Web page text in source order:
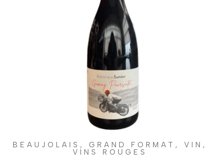
BEAUJOLAIS , GRAND FORMAT , VIN ,
VINS ROUGES